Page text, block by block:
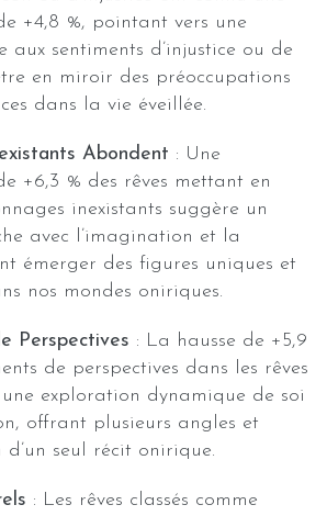
+4,8 %, pointant vers une
aux sentiments d’injustice ou de
en miroir des préoccupations
dans la vie éveillée.
Abondent : Une
+6,3 % des rêves mettant en
inexistants suggère un
avec l’imagination et la
émerger des figures uniques et
nos mondes oniriques.
Perspectives : La hausse de +5,9
de perspectives dans les rêves
exploration dynamique de soi
offrant plusieurs angles et
d’un seul récit onirique.
: Les rêves classés comme